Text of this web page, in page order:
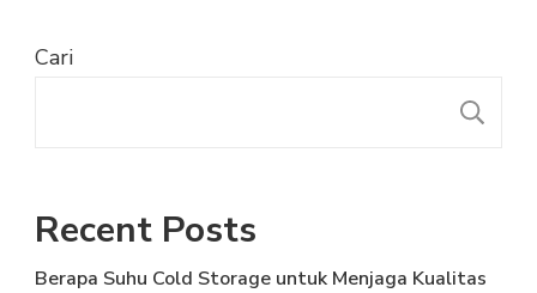
Cari
Recent Posts
Berapa Suhu Cold Storage untuk Menjaga Kualitas